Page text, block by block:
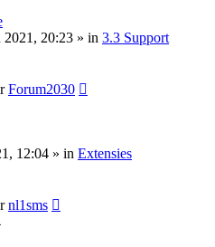
2021, 20:23 » in 3.3 Support
Forum2030
12:04 » in Extensies
nl1sms